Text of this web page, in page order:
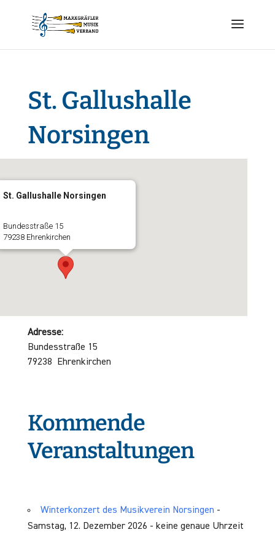
St. Gallushalle
Norsingen
St. Gallushalle Norsingen
Bundesstraße 15
79238 Ehrenkirchen
Adresse:
Bundesstraße 15
79238 Ehrenkirchen
Kommende
Veranstaltungen
Winterkonzert des Musikverein Norsingen -
Samstag, 12. Dezember 2026 - keine genaue Uhrzeit